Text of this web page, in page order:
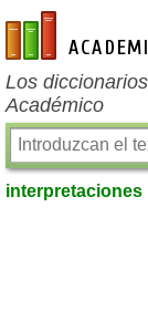
es-academic.com
Los
Académico
interpretaciones